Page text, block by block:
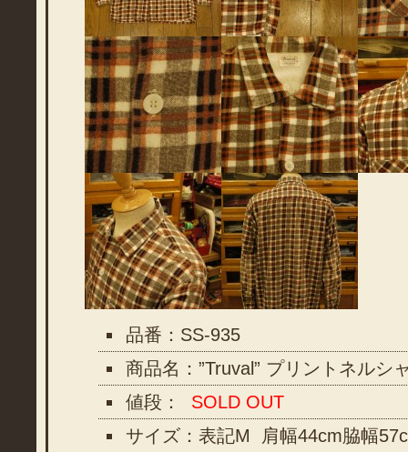
品番：SS-935
商品名：”Truval” プリントネルシ
値段： SOLD OUT
サイズ：表記M 肩幅44cm脇幅